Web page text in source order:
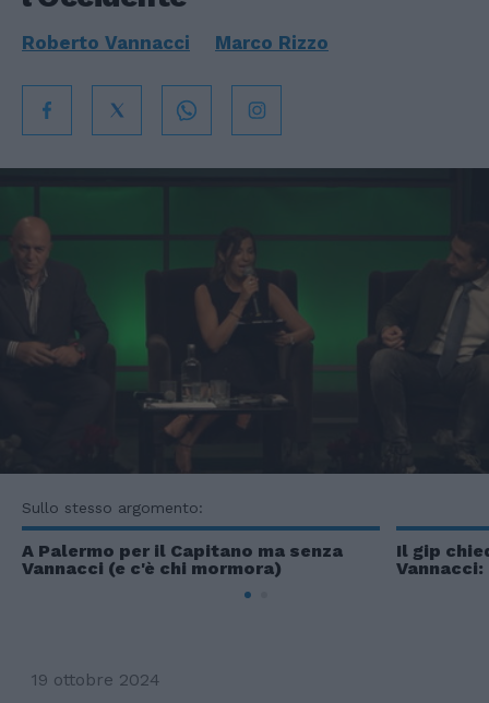
Roberto Vannacci Marco Rizzo
Sullo stesso argomento:
A Palermo per il Capitano ma senza
Vannacci (e c'è chi mormora)
Il gip
19 ottobre 2024